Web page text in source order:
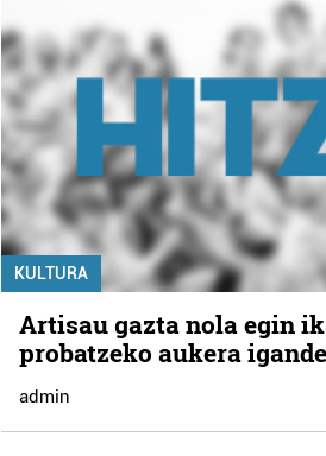
KULTURA
Artisau gazta nola egin
probatzeko aukera
admin